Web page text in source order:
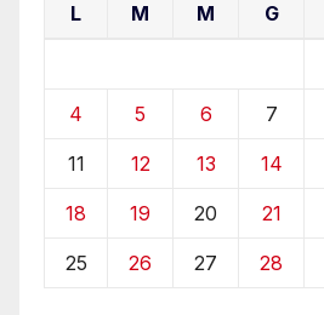
L M M G
4 5 6 7
11 12 13 14
18 19 20 21
25 26 27 28